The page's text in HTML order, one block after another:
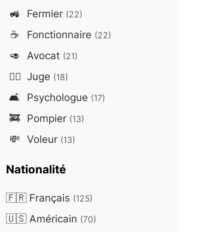
🚜 Fermier (22)
☕ Fonctionnaire (22)
🥑 Avocat (21)
👨‍⚖️ Juge (18)
🛋️ Psychologue (17)
🚒 Pompier (13)
💸 Voleur (13)
Nationalité
🇫🇷Français (125)
🇺🇸Américain (70)